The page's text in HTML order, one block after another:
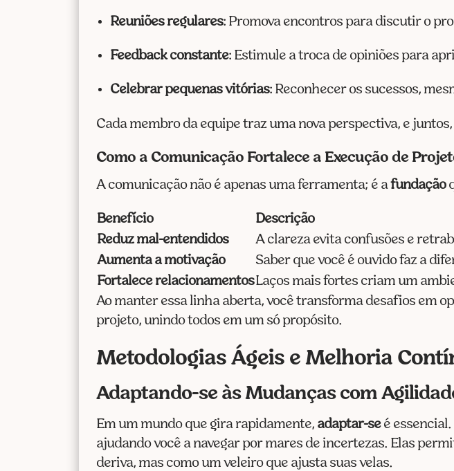
Reuniões regulares: Promova encontros para discutir o
Feedback constante: Estimule a troca de opiniões para
Celebrar pequenas vitórias: Reconhecer os sucessos,
Cada membro da equipe traz uma nova perspectiva, e
Como a Comunicação Fortalece a Execução de
A comunicação não é apenas uma ferramenta; é afundação
Benefício
Descrição
Reduz mal-entendidos
A clareza evita confusões e
Aumenta a motivação
Saber que você é ouvido faz a
Fortalece relacionamentosLaços mais fortes criam um
Ao manter essa linha aberta, você transforma desafios em
projeto, unindo todos em um só propósito.
Metodologias Ágeis e Melhoria
Adaptando-se às Mudanças com
Em um mundo que gira rapidamente, adaptar-seé essencial.
ajudando você a navegar por mares de incertezas. Elas
deriva, mas como um veleiro que ajusta suas velas.